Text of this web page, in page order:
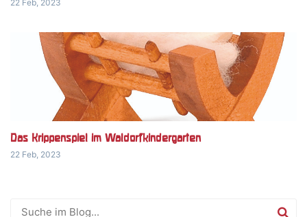
22 Feb, 2023
Das Krippenspiel im Waldorfkindergarten
22 Feb, 2023